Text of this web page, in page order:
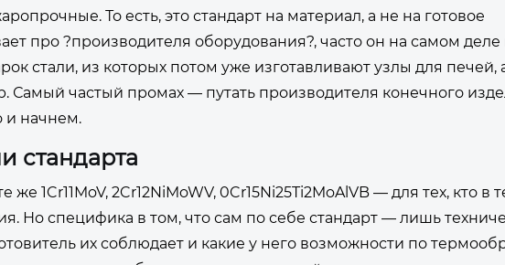
То есть, это стандарт на материал, а не на готовое
про ?производителя оборудования?, часто он на самом
стали, из которых потом уже изготавливают узлы для печей,
Самый частый промах — путать производителя конечного
и начнем.
стандарта
же 1Cr11MoV, 2Cr12NiMoWV, 0Cr15Ni25Ti2MoAlVB — для тех, кто в
Но специфика в том, что сам по себе стандарт — лишь
их соблюдает и какие у него возможности по